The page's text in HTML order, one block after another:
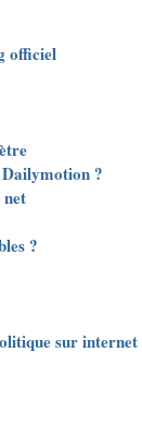
officiel
?
?
sur internet